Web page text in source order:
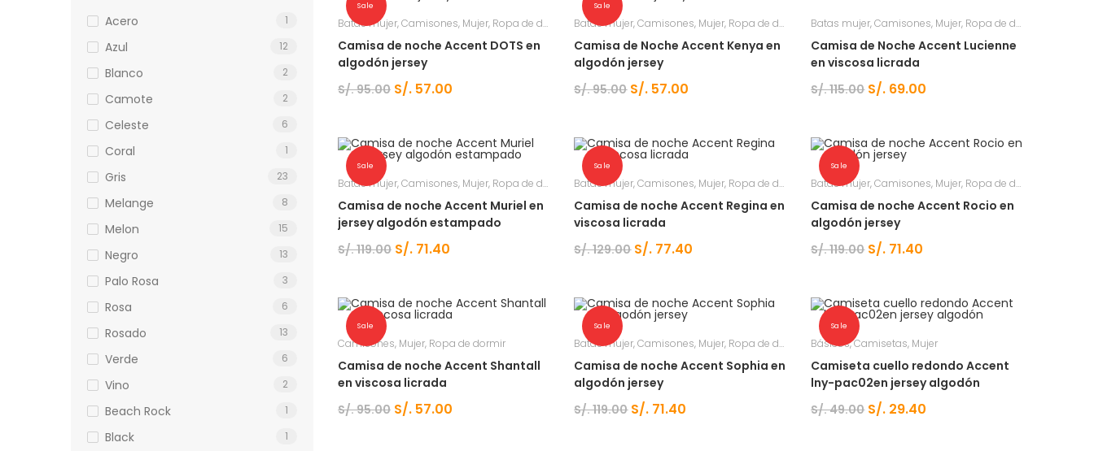
Sale
Batas mujer,Camisones, Mujer, Ropa de dormir
Camisa de noche Accent DOTS en
algodón jersey
S/.95.00 S/.57.00
Sale
Batas mujer,Camisones, Mujer, Ropa de dormir
Camisa de Noche Accent Kenya en
algodón jersey
S/.95.00 S/. 57.00
Batas mujer,Camisones, Mujer, Ropa de dormir
Camisa de Noche Accent Lucienne
en viscosa licrada
S/.115.00 S/. 69.00
Sale
Batas mujer,Camisones, Mujer, Ropa de dormir
Camisa de noche Accent Muriel en
jersey algodón estampado
S/.119.00 S/.71.40
Sale
Batas mujer,Camisones, Mujer, Ropa de dormir
Camisa de noche Accent Regina en
viscosa licrada
S/.129.00 S/. 77.40
Sale
Batas mujer,Camisones, Mujer, Ropa de dormir
Camisa de noche Accent Rocio en
algodón jersey
S/.119.00 S/. 71.40
Sale
Camisones, Mujer, Ropa de dormir
Camisa de noche Accent Shantall
en viscosa licrada
S/.95.00 S/.57.00
Sale
Batas mujer,Camisones, Mujer, Ropa de dormir
Camisa de noche Accent Sophia en
algodón jersey
S/.119.00 S/. 71.40
Sale
Básicos,Camisetas, Mujer
Camiseta cuello redondo Accent
lny-pac02en jersey algodón
S/.49.00 S/. 29.40
Acero 1
Azul 12
Blanco 2
Camote 2
Celeste 6
Coral 1
Gris 23
Melange 8
Melon 15
Negro 13
Palo Rosa 3
Rosa 6
Rosado 13
Verde 6
Vino 2
Beach Rock 1
Black 1